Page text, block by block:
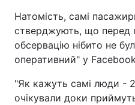
Натомість, самі
стверджують, що перед
обсервацію нібито не
оперативний" у
"Як кажуть самі люди -
очікували доки